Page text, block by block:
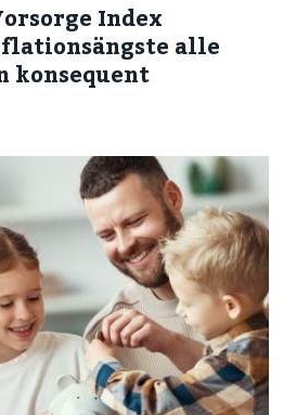
Index
alle
konsequent